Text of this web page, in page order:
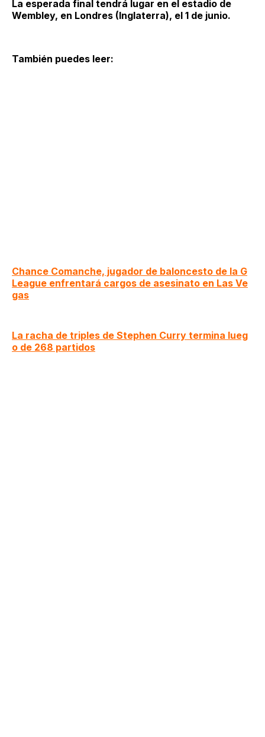
La esperada final tendrá lugar en el estadio de
Wembley, en Londres (Inglaterra), el 1 de junio.
También puedes leer:
Chance Comanche, jugador de baloncesto de la G
League enfrentará cargos de asesinato en Las Ve
gas
La racha de triples de Stephen Curry termina lueg
o de 268 partidos